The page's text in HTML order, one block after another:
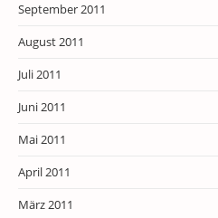
September 2011
August 2011
Juli 2011
Juni 2011
Mai 2011
April 2011
März 2011